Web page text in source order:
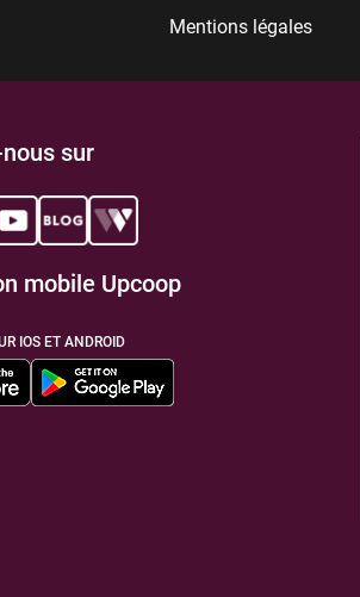
Mentions légales
sur
mobile Upcoop
IOS ET ANDROID